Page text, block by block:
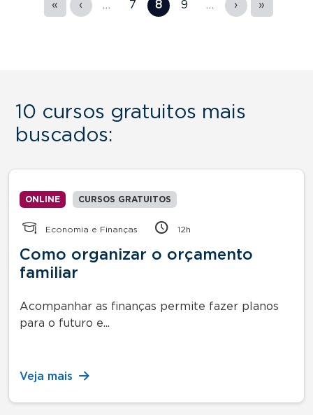
« ‹ … 7 8 9 … › »
10 cursos gratuitos mais
buscados:
ONLINE CURSOS GRATUITOS
Economia e Finanças 12h
Como organizar o orçamento
familiar
Acompanhar as finanças permite fazer planos
para o futuro e...
Veja mais